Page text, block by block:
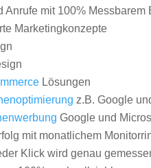
Anrufe mit 100% Messbarem
Marketingkonzepte
Lösungen
z.B. Google
Google und
mit monatlichem
Klick wird genau